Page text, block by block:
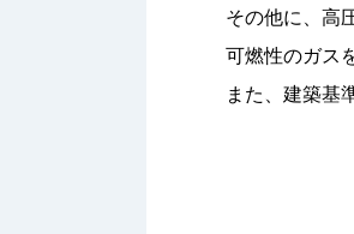
その他に、高
可燃性のガス
また、建築基